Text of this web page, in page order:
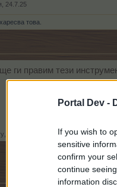
Portal Dev -
If you wish to
sensitive
confirm your
continue
information
24.7.25
харесва това.
ги правим тези